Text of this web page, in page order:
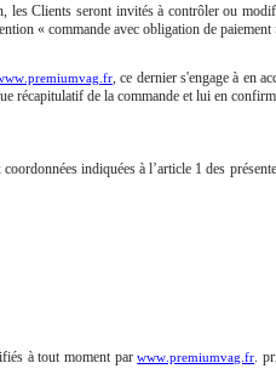
Clients seront invités à contrôler ou
« commande avec obligation de
, ce dernier s'engage à en
récapitulatif de la commande et lui en
coordonnées indiquées à l’article 1 des
à tout moment parwww.premiumvag.fr .